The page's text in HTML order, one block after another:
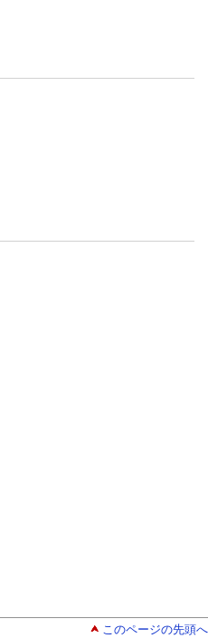
このページの先頭へ